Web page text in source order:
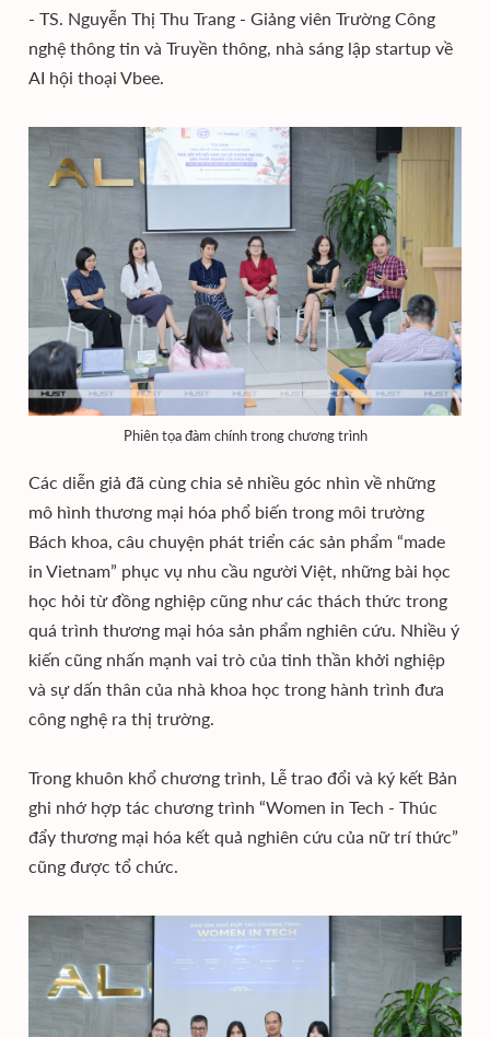
- TS. Nguyễn Thị Thu Trang - Giảng viên Trường Công
nghệ thông tin và Truyền thông, nhà sáng lập startup về
AI hội thoại Vbee.
Phiên tọa đàm chính trong chương trình
Các diễn giả đã cùng chia sẻ nhiều góc nhìn về những
mô hình thương mại hóa phổ biến trong môi trường
Bách khoa, câu chuyện phát triển các sản phẩm “made
in Vietnam” phục vụ nhu cầu người Việt, những bài học
học hỏi từ đồng nghiệp cũng như các thách thức trong
quá trình thương mại hóa sản phẩm nghiên cứu. Nhiều ý
kiến cũng nhấn mạnh vai trò của tinh thần khởi nghiệp
và sự dấn thân của nhà khoa học trong hành trình đưa
công nghệ ra thị trường.
Trong khuôn khổ chương trình, Lễ trao đổi và ký kết Bản
ghi nhớ hợp tác chương trình “Women in Tech - Thúc
đẩy thương mại hóa kết quả nghiên cứu của nữ trí thức”
cũng được tổ chức.